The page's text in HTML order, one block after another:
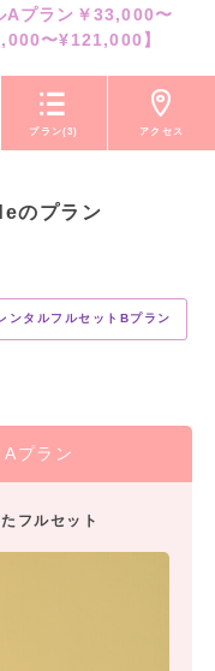
Aプラン￥33,000〜
〜¥121,000】
プラン(3) アクセス
のプラン
ンタルフルセットBプラン
プラン
フルセット